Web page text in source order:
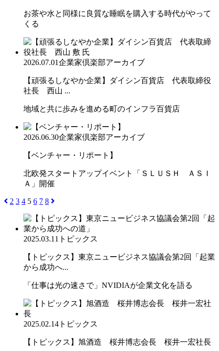
お茶や水と同様に良質な睡眠を購入する時代がやって
くる
2026.07.01企業家倶楽部アーカイブ
【頑張るしなやか企業】ダイシン百貨店 代表取締役
社長 西山 ...
地域と共に歩みを進める町のインフラ百貨店
2026.06.30企業家倶楽部アーカイブ
【ベンチャー・リポート】
北欧発スタートアップイベント「ＳＬＵＳＨ ＡＳＩ
Ａ」開催
2 3 4 5 6 7 8
2025.03.11 トピックス
【トピックス】東京ニュービジネス協議会第2回「起業
から成功へ...
「仕事は光の速さで」NVIDIAが企業文化を語る
2025.02.14 トピックス
【トピックス】旭酒造 桜井博志会長 桜井一宏社長